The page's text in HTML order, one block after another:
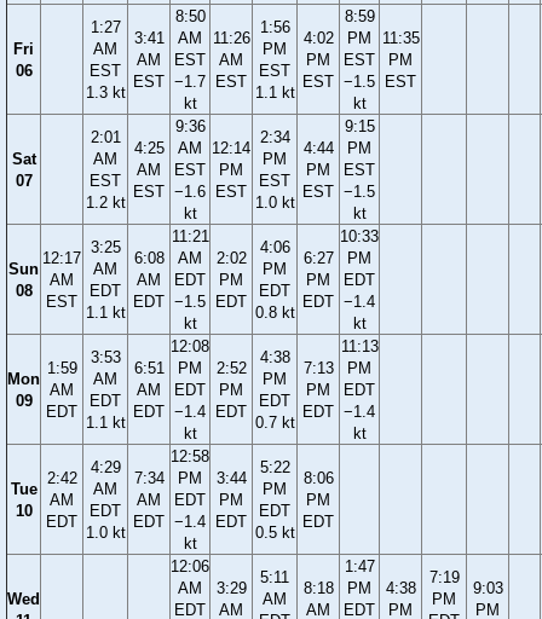
Fri
06
1:27
AM
EST
1.3 kt
3:41
AM
EST
8:50
AM
EST
−1.7
kt
11:26
AM
EST
1:56
PM
EST
1.1 kt
4:02
PM
EST
8:59
PM
EST
−1.5
kt
11:35
PM
EST
Sat
07
2:01
AM
EST
1.2 kt
4:25
AM
EST
9:36
AM
EST
−1.6
kt
12:14
PM
EST
2:34
PM
EST
1.0 kt
4:44
PM
EST
9:15
PM
EST
−1.5
kt
Sun
08
12:17
AM
EST
3:25
AM
EDT
1.1 kt
6:08
AM
EDT
11:21
AM
EDT
−1.5
kt
2:02
PM
EDT
4:06
PM
EDT
0.8 kt
6:27
PM
EDT
10:33
PM
EDT
−1.4
kt
Mon
09
1:59
AM
EDT
3:53
AM
EDT
1.1 kt
6:51
AM
EDT
12:08
PM
EDT
−1.4
kt
2:52
PM
EDT
4:38
PM
EDT
0.7 kt
7:13
PM
EDT
11:13
PM
EDT
−1.4
kt
Tue
10
2:42
AM
EDT
4:29
AM
EDT
1.0 kt
7:34
AM
EDT
12:58
PM
EDT
−1.4
kt
3:44
PM
EDT
5:22
PM
EDT
0.5 kt
8:06
PM
EDT
Wed
12:06
AM
EDT
3:29
AM
5:11
AM
8:18
AM
1:47
PM
EDT
4:38
PM
7:19
PM
9:03
PM